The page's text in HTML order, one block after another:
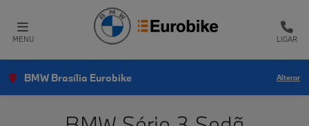
MENU LIGAR
BMW Brasília Eurobike Alterar